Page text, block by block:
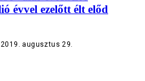
évvel ezelőtt élt előd
2019. augusztus 29.